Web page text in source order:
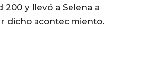
y llevó a Selena a
dicho acontecimiento.